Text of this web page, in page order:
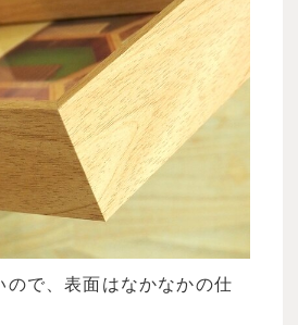
ので、表面はなかなかの仕